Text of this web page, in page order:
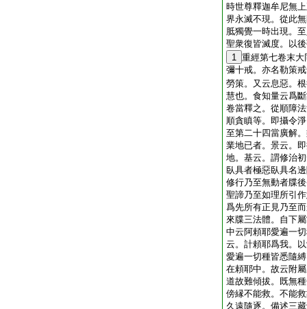
時世尊釋迦牟尼無
界永滅不現。從此
胝獨覺一時出現。
聖衆復皆滅度。以
1 重經第七卷末
彌十戒。亦名勒策
勞策。又云息惡。
慧也。食知量云爲
卷當釋之。從順障
順貪瞋等。即攝令
至第二十四當廣解
業地已者。景云。
地。基云。謂修治
臥具者極惡臥具名
修行乃至無動者牒
聖諦乃至如理所引
爲先所有正見乃至
來牒三法體。自下
中云阿頼耶愛遍一
云。計頼耶爲我。
愛遍一切種皆悉隨
在頼耶中。故云附
道故難傾拔。既無
傍縁不能救。不能
久遠隨逐。備述三